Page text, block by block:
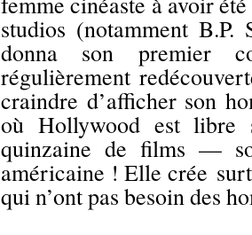
studios (notamment
donna son premier
régulièrement
craindre d’afficher son
où Hollywood est libre
quinzaine de films —
américaine ! Elle crée
qui n’ont pas besoin des